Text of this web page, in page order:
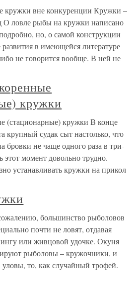
кружки вне конкуренции Кружки –
О ловле рыбы на кружки написано
но, о самой конструкции
в имеющейся литературе
не говорится вообще. В ней не
кружки
(стационарные) кружки В конце
крупный судак сыт настолько, что
бровки не чаще одного раза в три-
этот момент довольно трудно.
устанавливать кружки на прикол
большинство рыболовов
почти не ловят, отдавая
или живцовой удочке. Окуня
рыболовы – кружочники, и
уловы, то, как случайный трофей.